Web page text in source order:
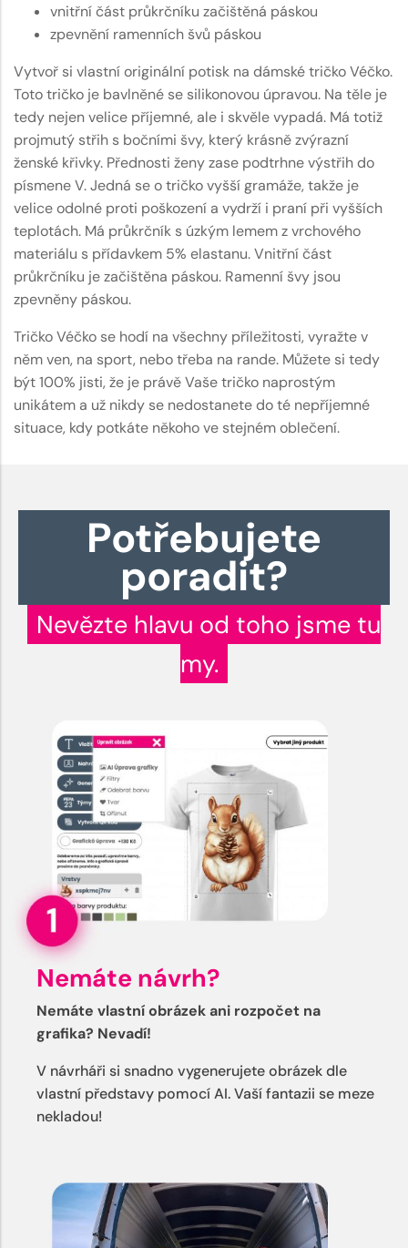
vnitřní část průkrčníku začištěná páskou
zpevnění ramenních švů páskou
Vytvoř si vlastní originální potisk na dámské tričko Véčko.
Toto tričko je bavlněné se silikonovou úpravou. Na těle je
tedy nejen velice příjemné, ale i skvěle vypadá. Má totiž
projmutý střih s bočními švy, který krásně zvýrazní
ženské křivky. Přednosti ženy zase podtrhne výstřih do
písmene V. Jedná se o tričko vyšší gramáže, takže je
velice odolné proti poškození a vydrží i praní při vyšších
teplotách. Má průkrčník s úzkým lemem z vrchového
materiálu s přídavkem 5% elastanu. Vnitřní část
průkrčníku je začištěna páskou. Ramenní švy jsou
zpevněny páskou.
Tričko Véčko se hodí na všechny příležitosti, vyražte v
něm ven, na sport, nebo třeba na rande. Můžete si tedy
být 100% jisti, že je právě Vaše tričko naprostým
unikátem a už nikdy se nedostanete do té nepříjemné
situace, kdy potkáte někoho ve stejném oblečení.
Potřebujete
poradit?
Nevězte hlavu od toho jsme tu
my.
Nemáte návrh?
Nemáte vlastní obrázek ani rozpočet na
grafika? Nevadí!
V návrháři si snadno vygenerujete obrázek dle
vlastní představy pomocí AI. Vaší fantazii se meze
nekladou!